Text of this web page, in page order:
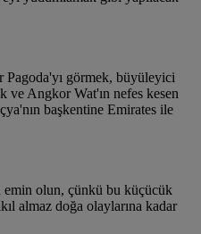
görmek, büyüleyici
ve Angkor Wat'ın nefes kesen
başkentine Emirates ile
emin olun, çünkü bu küçücük
almaz doğa olaylarına kadar